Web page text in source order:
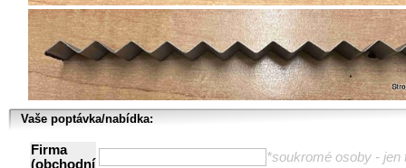
Vaše poptávka/nabídka:
Firma
(obchodní
*soukromé osoby - jen